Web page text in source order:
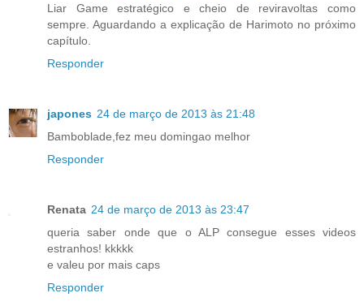
Liar Game estratégico e cheio de reviravoltas como
sempre. Aguardando a explicação de Harimoto no próximo
capítulo.
Responder
japones 24 de março de 2013 às 21:48
Bamboblade,fez meu domingao melhor
Responder
Renata 24 de março de 2013 às 23:47
queria saber onde que o ALP consegue esses videos
estranhos! kkkkk
e valeu por mais caps
Responder